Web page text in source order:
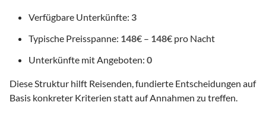
Verfügbare Unterkünfte: 3
Typische Preisspanne: 148€ – 148€ pro Nacht
Unterkünfte mit Angeboten: 0
Diese Struktur hilft Reisenden, fundierte Entscheidungen auf
Basis konkreter Kriterien statt auf Annahmen zu treffen.